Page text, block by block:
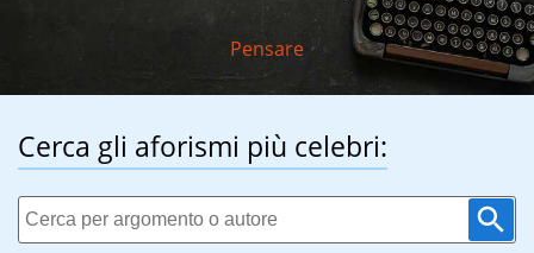
Pensare
Cerca gli aforismi più celebri: